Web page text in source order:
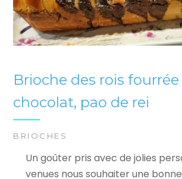
Brioche des rois fourrée
chocolat, pao de rei
BRIOCHES
Un goûter pris avec de jolies
venues nous souhaiter une